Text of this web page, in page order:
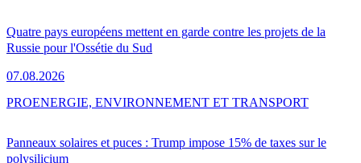
Quatre pays européens mettent en garde contre les projets de la
Russie pour l'Ossétie du Sud
07.08.2026
Panneaux solaires et puces : Trump impose 15% de taxes sur le
polysilicium
PROENERGIE, ENVIRONNEMENT ET TRANSPORT